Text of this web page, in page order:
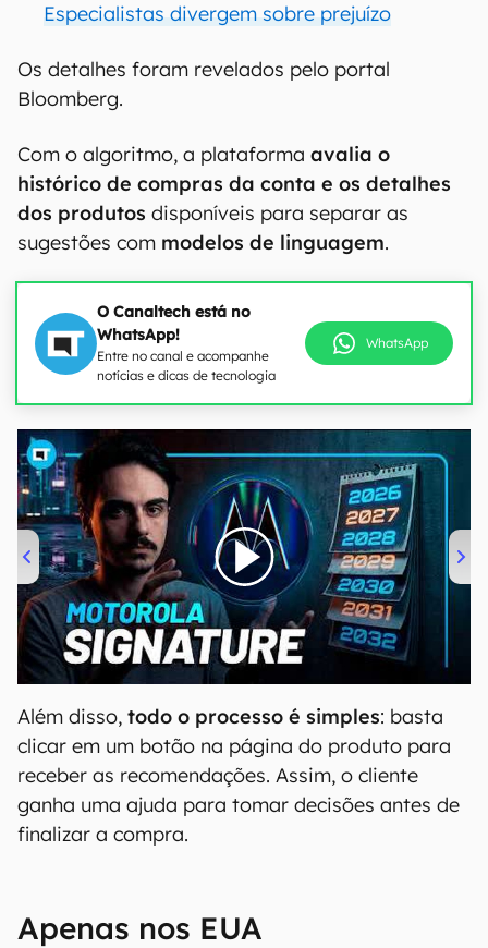
Especialistas divergem sobre prejuízo
Os detalhes foram revelados pelo portal
Bloomberg.
Com o algoritmo, a plataforma avalia o
histórico de compras da conta e os detalhes
dos produtos disponíveis para separar as
sugestões com modelos de linguagem.
O Canaltech está no
WhatsApp!
Entre no canal e acompanhe
notícias e dicas de tecnologia
WhatsApp
00:00/20:46
Além disso, todo o processo é simples: basta
clicar em um botão na página do produto para
receber as recomendações. Assim, o cliente
ganha uma ajuda para tomar decisões antes de
finalizar a compra.
Apenas nos EUA